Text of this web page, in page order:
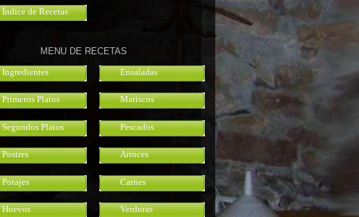
Índice de Recetas
MENU DE RECETAS
Ingredientes
Primeros Platos
Segundos Platos
Postres
Potajes
Huevos
Ensaladas
Mariscos
Pescados
Arroces
Carnes
Verduras